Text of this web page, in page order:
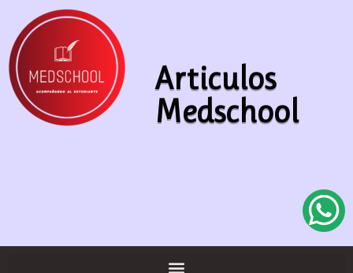
Articulos
Medschool